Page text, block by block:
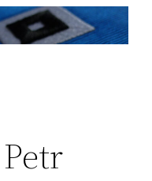
Petr